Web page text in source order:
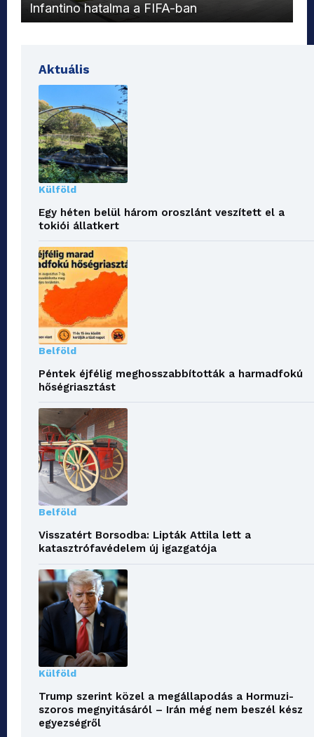
Infantino hatalma a FIFA-ban
Aktuális
Külföld
Egy héten belül három oroszlánt veszített el a
tokiói állatkert
Belföld
Péntek éjfélig meghosszabbították a harmadfokú
hőségriasztást
Belföld
Visszatért Borsodba: Lipták Attila lett a
katasztrófavédelem új igazgatója
Külföld
Trump szerint közel a megállapodás a Hormuzi-
szoros megnyitásáról – Irán még nem beszél kész
egyezségről